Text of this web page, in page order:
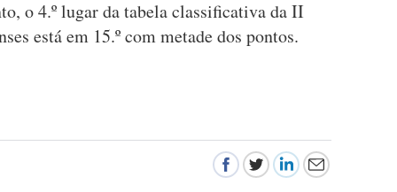
o 4.º lugar da tabela classificativa da II
está em 15.º com metade dos pontos.